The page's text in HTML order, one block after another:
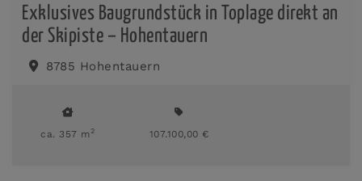
Exklusives Baugrundstück in Toplage direkt an
der Skipiste – Hohentauern
8785 Hohentauern
ca. 357 m2 107.100,00 €